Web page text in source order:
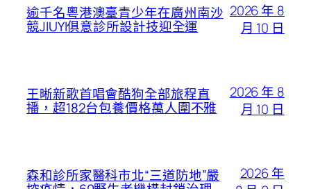
逾千名粵港澳臺青少年在廣州南沙
競JIUYI俱意診所設計技迎全運
2026 年 8
月 10 日
王晰新歌首唱會酷狗全部旅程直
播，超182台包養價格萬人圍不雅
2026 年 8
月 10 日
森和診所家醫科市北“三道防地”嚴
2026 年